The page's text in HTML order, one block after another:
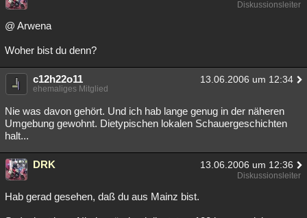
Diskussionsleiter
@ Arwena
Woher bist du denn?
c12h22o11 13.06.2006 um 12:34
ehemaliges Mitglied
Nie was davon gehört. Und ich hab lange genug in der näheren
Umgebung gewohnt. Dietypischen lokalen Schauergeschichten
halt...
DRK 13.06.2006 um 12:36
Diskussionsleiter
Hab gerad gesehen, daß du aus Mainz bist.